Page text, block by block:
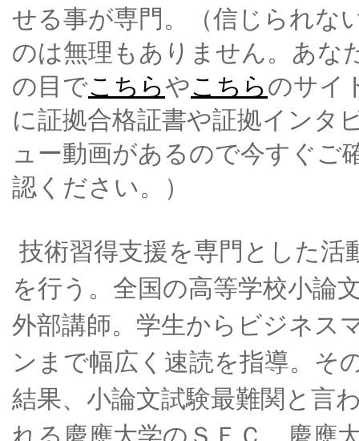
せる事が専門。（信じられな
のは無理もありません。あな
の目でこちらやこちら のサイ
に証拠合格証書や証拠インタ
ュー動画があるので今すぐご
認ください。）
技術習得支援を専門とした活
を行う。全国の高等学校小論
外部講師。学生からビジネス
ンまで幅広く速読を指導。そ
結果、小論文試験最難関と言